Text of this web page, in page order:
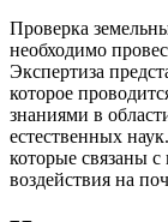
Проверка
необходимо
Экспертиза
которое
знаниями в
естественных
которые связаны
воздействия на